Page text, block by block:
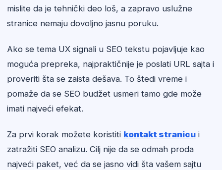
mislite da je tehnički deo loš, a zapravo uslužne
stranice nemaju dovoljno jasnu poruku.
Ako se tema UX signali u SEO tekstu pojavljuje kao
moguća prepreka, najpraktičnije je poslati URL sajta i
proveriti šta se zaista dešava. To štedi vreme i
pomaže da se SEO budžet usmeri tamo gde može
imati najveći efekat.
Za prvi korak možete koristiti kontakt stranicu i
zatražiti SEO analizu. Cilj nije da se odmah proda
najveći paket, već da se jasno vidi šta vašem sajtu